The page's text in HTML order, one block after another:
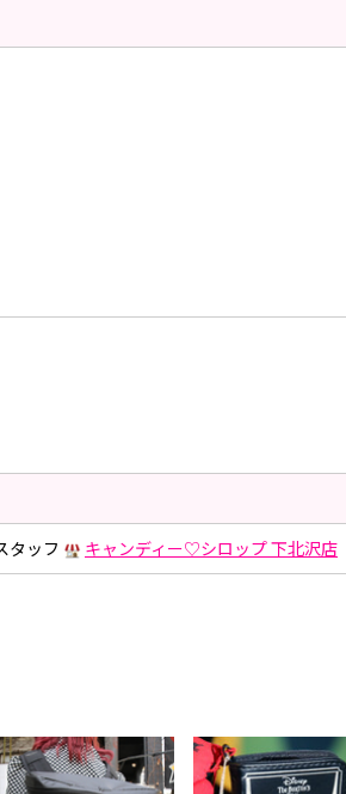
タッフ キャンディー♡シロップ 下北沢店